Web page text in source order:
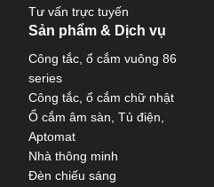
Tư vấn trực tuyến
Sản phẩm & Dịch vụ
Công tắc, ổ cắm vuông 86
series
Công tắc, ổ cắm chữ nhật
Ổ cắm âm sàn, Tủ điện,
Aptomat
Nhà thông minh
Đèn chiếu sáng